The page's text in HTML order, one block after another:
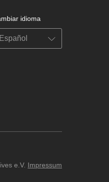
idioma
e.V. Impressum